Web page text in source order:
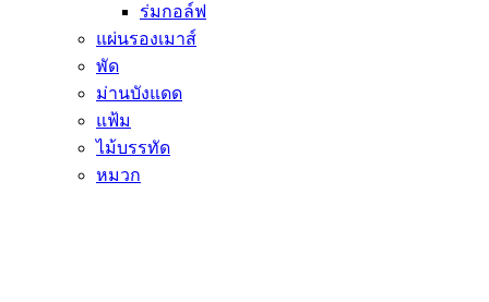
ร่มกอล์ฟ
แผ่นรองเมาส์
พัด
ม่านบังแดด
แฟ้ม
ไม้บรรทัด
หมวก